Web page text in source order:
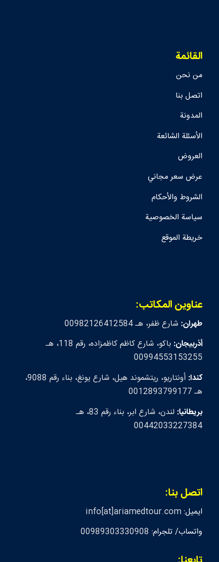
القائمة
من نحن
اتصل بنا
المدونة
الأسئلة الشائعة
العروض
عرض سعر مجاني
الشروط والأحكام
سياسة الخصوصية
خريطة الموقع
عناوين المكاتب:
طهران: شارع ظفر، هـ 00982126412584
أذربيجان:
باكو، شارع كاظم كاظمزاده، رقم 118، هـ
00994553153255
كندا:
أونتاريو، ريتشموند هيل، شارع يونغ، بناء رقم 9088،
هـ 0012893799177
بريطانيا:
لندن، شارع ابر، بناء رقم 83، هـ
00442033227384
اتصل بنا:
ايميل:info[at]ariamedtour.com
واتساب/ تلجرام: 00989303330908